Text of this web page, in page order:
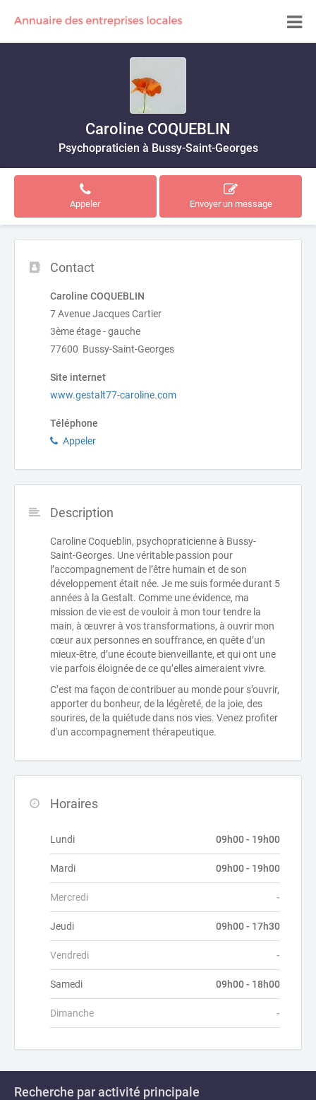
Caroline COQUEBLIN
Psychopraticien à Bussy-Saint-Georges
Appeler Envoyer un message
Contact
Caroline COQUEBLIN
7 Avenue Jacques Cartier
3ème étage - gauche
77600 Bussy-Saint-Georges
Site internet
www.gestalt77-caroline.com
Téléphone
Appeler
Description
Caroline Coqueblin, psychopraticienne à Bussy-
Saint-Georges. Une véritable passion pour
l’accompagnement de l’être humain et de son
développement était née. Je me suis formée durant 5
années à la Gestalt. Comme une évidence, ma
mission de vie est de vouloir à mon tour tendre la
main, à œuvrer à vos transformations, à ouvrir mon
cœur aux personnes en souffrance, en quête d’un
mieux-être, d’une écoute bienveillante, et qui ont une
vie parfois éloignée de ce qu’elles aimeraient vivre.
C’est ma façon de contribuer au monde pour s’ouvrir,
apporter du bonheur, de la légèreté, de la joie, des
sourires, de la quiétude dans nos vies. Venez profiter
d'un accompagnement thérapeutique.
Horaires
Lundi 09h00 - 19h00
Mardi 09h00 - 19h00
Mercredi -
Jeudi 09h00 - 17h30
Vendredi -
Samedi 09h00 - 18h00
Dimanche -
Recherche par activité principale